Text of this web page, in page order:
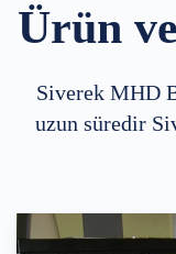
Ürün
Siverek MHD
uzun süredir